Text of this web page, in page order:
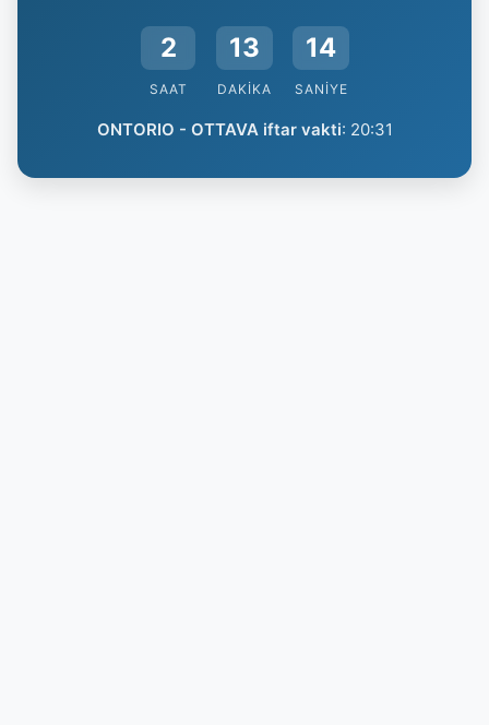
2
SAAT
13
DAKIKA
13
SANIYE
ONTORIO - OTTAVA iftar vakti: 20:31